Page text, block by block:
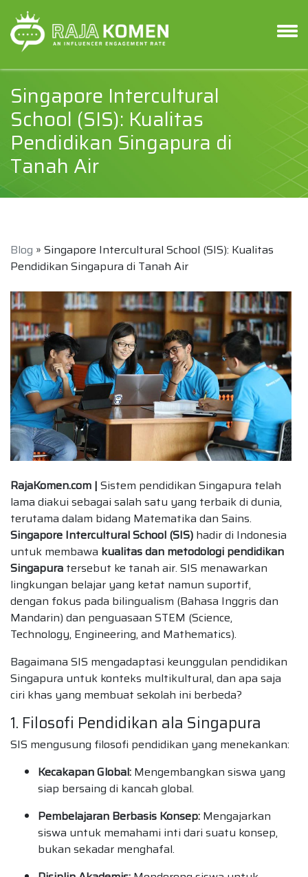
Singapore Intercultural
School (SIS): Kualitas
Pendidikan Singapura di
Tanah Air
Blog » Singapore Intercultural School (SIS): Kualitas
Pendidikan Singapura di Tanah Air
RajaKomen.com | Sistem pendidikan Singapura telah
lama diakui sebagai salah satu yang terbaik di dunia,
terutama dalam bidang Matematika dan Sains.
Singapore Intercultural School (SIS) hadir di Indonesia
untuk membawa kualitas dan metodologi pendidikan
Singapura tersebut ke tanah air. SIS menawarkan
lingkungan belajar yang ketat namun suportif,
dengan fokus pada bilingualism (Bahasa Inggris dan
Mandarin) dan penguasaan STEM (Science,
Technology, Engineering, and Mathematics).
Bagaimana SIS mengadaptasi keunggulan pendidikan
Singapura untuk konteks multikultural, dan apa saja
ciri khas yang membuat sekolah ini berbeda?
1. Filosofi Pendidikan ala Singapura
SIS mengusung filosofi pendidikan yang menekankan:
Kecakapan Global: Mengembangkan siswa yang
siap bersaing di kancah global.
Pembelajaran Berbasis Konsep: Mengajarkan
siswa untuk memahami inti dari suatu konsep,
bukan sekadar menghafal.